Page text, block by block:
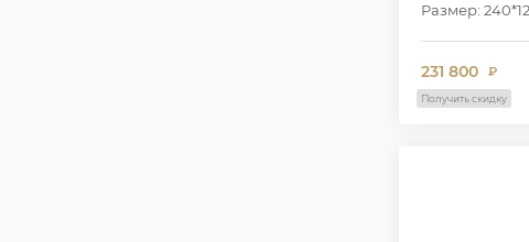
Размер:
231 800 ₽
Получить скидку